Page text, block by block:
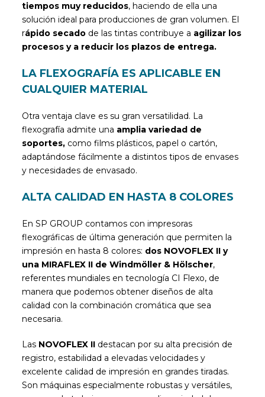
tiempos muy reducidos, haciendo de ella una
solución ideal para producciones de gran volumen. El
rápido secado de las tintas contribuye a agilizar los
procesos y a reducir los plazos de entrega.
LA FLEXOGRAFÍA ES APLICABLE EN
CUALQUIER MATERIAL
Otra ventaja clave es su gran versatilidad. La
flexografía admite una amplia variedad de
soportes, como films plásticos, papel o cartón,
adaptándose fácilmente a distintos tipos de envases
y necesidades de envasado.
ALTA CALIDAD EN HASTA 8 COLORES
En SP GROUP contamos con impresoras
flexográficas de última generación que permiten la
impresión en hasta 8 colores: dos NOVOFLEX II y
una MIRAFLEX II de Windmöller & Hölscher,
referentes mundiales en tecnología CI Flexo, de
manera que podemos obtener diseños de alta
calidad con la combinación cromática que sea
necesaria.
Las NOVOFLEX II destacan por su alta precisión de
registro, estabilidad a elevadas velocidades y
excelente calidad de impresión en grandes tiradas.
Son máquinas especialmente robustas y versátiles,